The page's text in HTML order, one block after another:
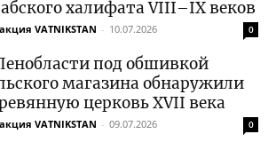
халифата VIII–IX веков
VATNIKSTAN - 10.07.2026 0
под обшивкой
магазина обнаружили
церковь XVII века
VATNIKSTAN - 09.07.2026 0